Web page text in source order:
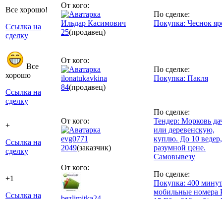
Все хорошо!
Ссылка на
сделку
От кого:
Ильдар Касимович
25(продавец)
По сделке:
Покупка: Чеснок
Все
хорошо
Ссылка на
сделку
От кого:
ilonatukavkina
84(продавец)
По сделке:
Покупка: Пакля
+
Ссылка на
сделку
От кого:
evg0771
2049(заказчик)
По сделке:
Тендер: Морковь
или деревенскую,
куплю. До 10
разумной цене.
Самовывезу
+1
Ссылка на
От кого:
По сделке:
Покупка: 400
мобильные номера